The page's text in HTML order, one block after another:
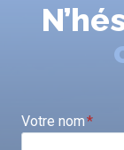
Votre nom*